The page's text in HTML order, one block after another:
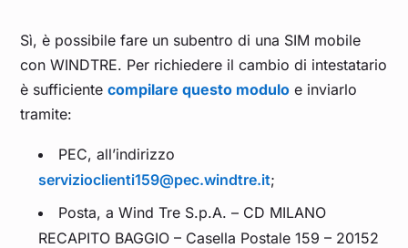
Sì, è possibile fare un subentro di una SIM mobile
con WINDTRE. Per richiedere il cambio di intestatario
è sufficientecompilare questo modulo e inviarlo
tramite:
PEC, all’indirizzo
servizioclienti159@pec.windtre.it;
Posta, a Wind Tre S.p.A. – CD MILANO
RECAPITO BAGGIO – Casella Postale 159 – 20152